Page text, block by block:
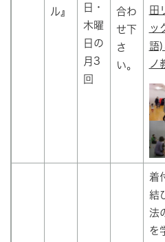
ル』
日・
木曜
日の
月3
回
合わ
せ下
さ
い。
田
ッ
語
ノ
着
結
法
を